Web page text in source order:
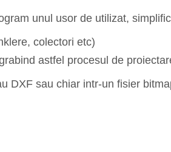
unul usor de utilizat,
colectori etc)
astfel procesul de
DXF sau chiar intr-un fisier